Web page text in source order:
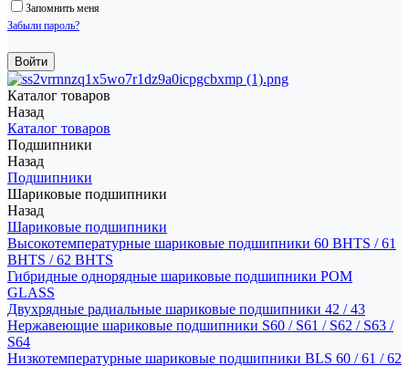
Запомнить меня
Забыли пароль?
Каталог товаров
Назад
Каталог товаров
Подшипники
Назад
Подшипники
Шариковые подшипники
Назад
Шариковые подшипники
Высокотемпературные шариковые подшипники 60 BHTS / 61
BHTS / 62 BHTS
Гибридные однорядные шариковые подшипники POM
GLASS
Двухрядные радиальные шариковые подшипники 42 / 43
Нержавеющие шариковые подшипники S60 / S61 / S62 / S63 /
S64
Низкотемпературные шариковые подшипники BLS 60 / 61 / 62